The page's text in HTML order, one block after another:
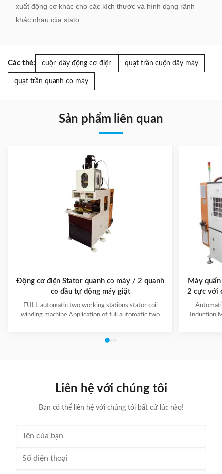
xuất động cơ khác cho các kích thước và hình dạng rãnh
khác nhau của stato.
Các thẻ: cuộn dây động cơ điện quạt trần cuộn dây máy
quạt trần quanh co máy
Sản phẩm liên quan
Động cơ điện Stator quanh co máy / 2 quanh
co đầu tự động máy giặt
FULL automatic two working stations stator coil
winding machine Application of full automatic two
poles, 4 poles and 6poles coils winding. 1. Main
Winding speed ≤2500RPM Max stator OD 160mm
Máy
2 cực với
Induction
Liên hệ với chúng tôi
Bạn có thể liên hệ với chúng tôi bất cứ lúc nào!